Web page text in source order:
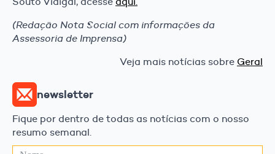
(Redação Nota Social com informações da
Assessoria de Imprensa)
Veja mais notícias sobre Geral
newsletter
Fique por dentro de todas as notícias com o nosso
resumo semanal.